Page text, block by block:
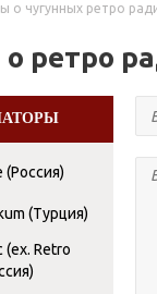
о чугунных ретро
ретро
(Россия)
(Турция)
(ex. Retro